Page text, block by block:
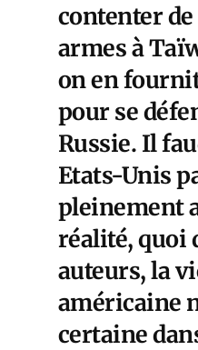
contenter
armes à
on en
pour se
Russie. Il
Etats-Unis
pleinement
réalité, quoi
auteurs, la
américaine
certaine